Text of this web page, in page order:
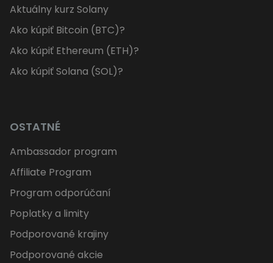
Aktuálny kurz Solany
Ako kúpiť Bitcoin (BTC)?
Ako kúpiť Ethereum (ETH)?
Ako kúpiť Solana (SOL)?
OSTATNÉ
Ambassador program
Affiliate Program
Program odporúčaní
Poplatky a limity
Podporované krajiny
Podporované akcie